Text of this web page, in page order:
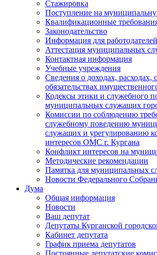
Стажировка
Поступление на
Квалификационные
Законодательство
Информация для работодателей
Аттестация муниципальных
Контактная информация
Учебные учреждения
Сведения о доходах, расходах,
обязательствах
Кодексы этики и служебного
муниципальных служащих
Комиссии по соблюдению
служебному поведению
служащих и урегулированию
интересов ОМС г. Кургана
Конфликт интересов на
Методические рекомендации
Памятка для муниципальных
Новости Федерального
Дума
Общая информация
Новости
Ваш депутат
Депутаты Курганской
Кабинет депутата
График приема депутатов
Постоянные депутатские